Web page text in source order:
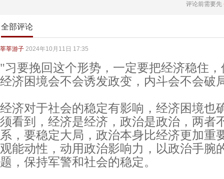
评论前需要先
全部评论
莘莘游子 2024年10月11日 17:35
"习要挽回这个形势，一定要把经济稳住
经济困境会不会诱发政变，内斗会不会破
经济对于社会的稳定有影响，经济困境也
须看到，经济是经济，政治是政治，两者
系，要稳定大局，政治本身比经济更加重
观能动性，动用政治影响力，以政治手腕
题，保持军警和社会的稳定。